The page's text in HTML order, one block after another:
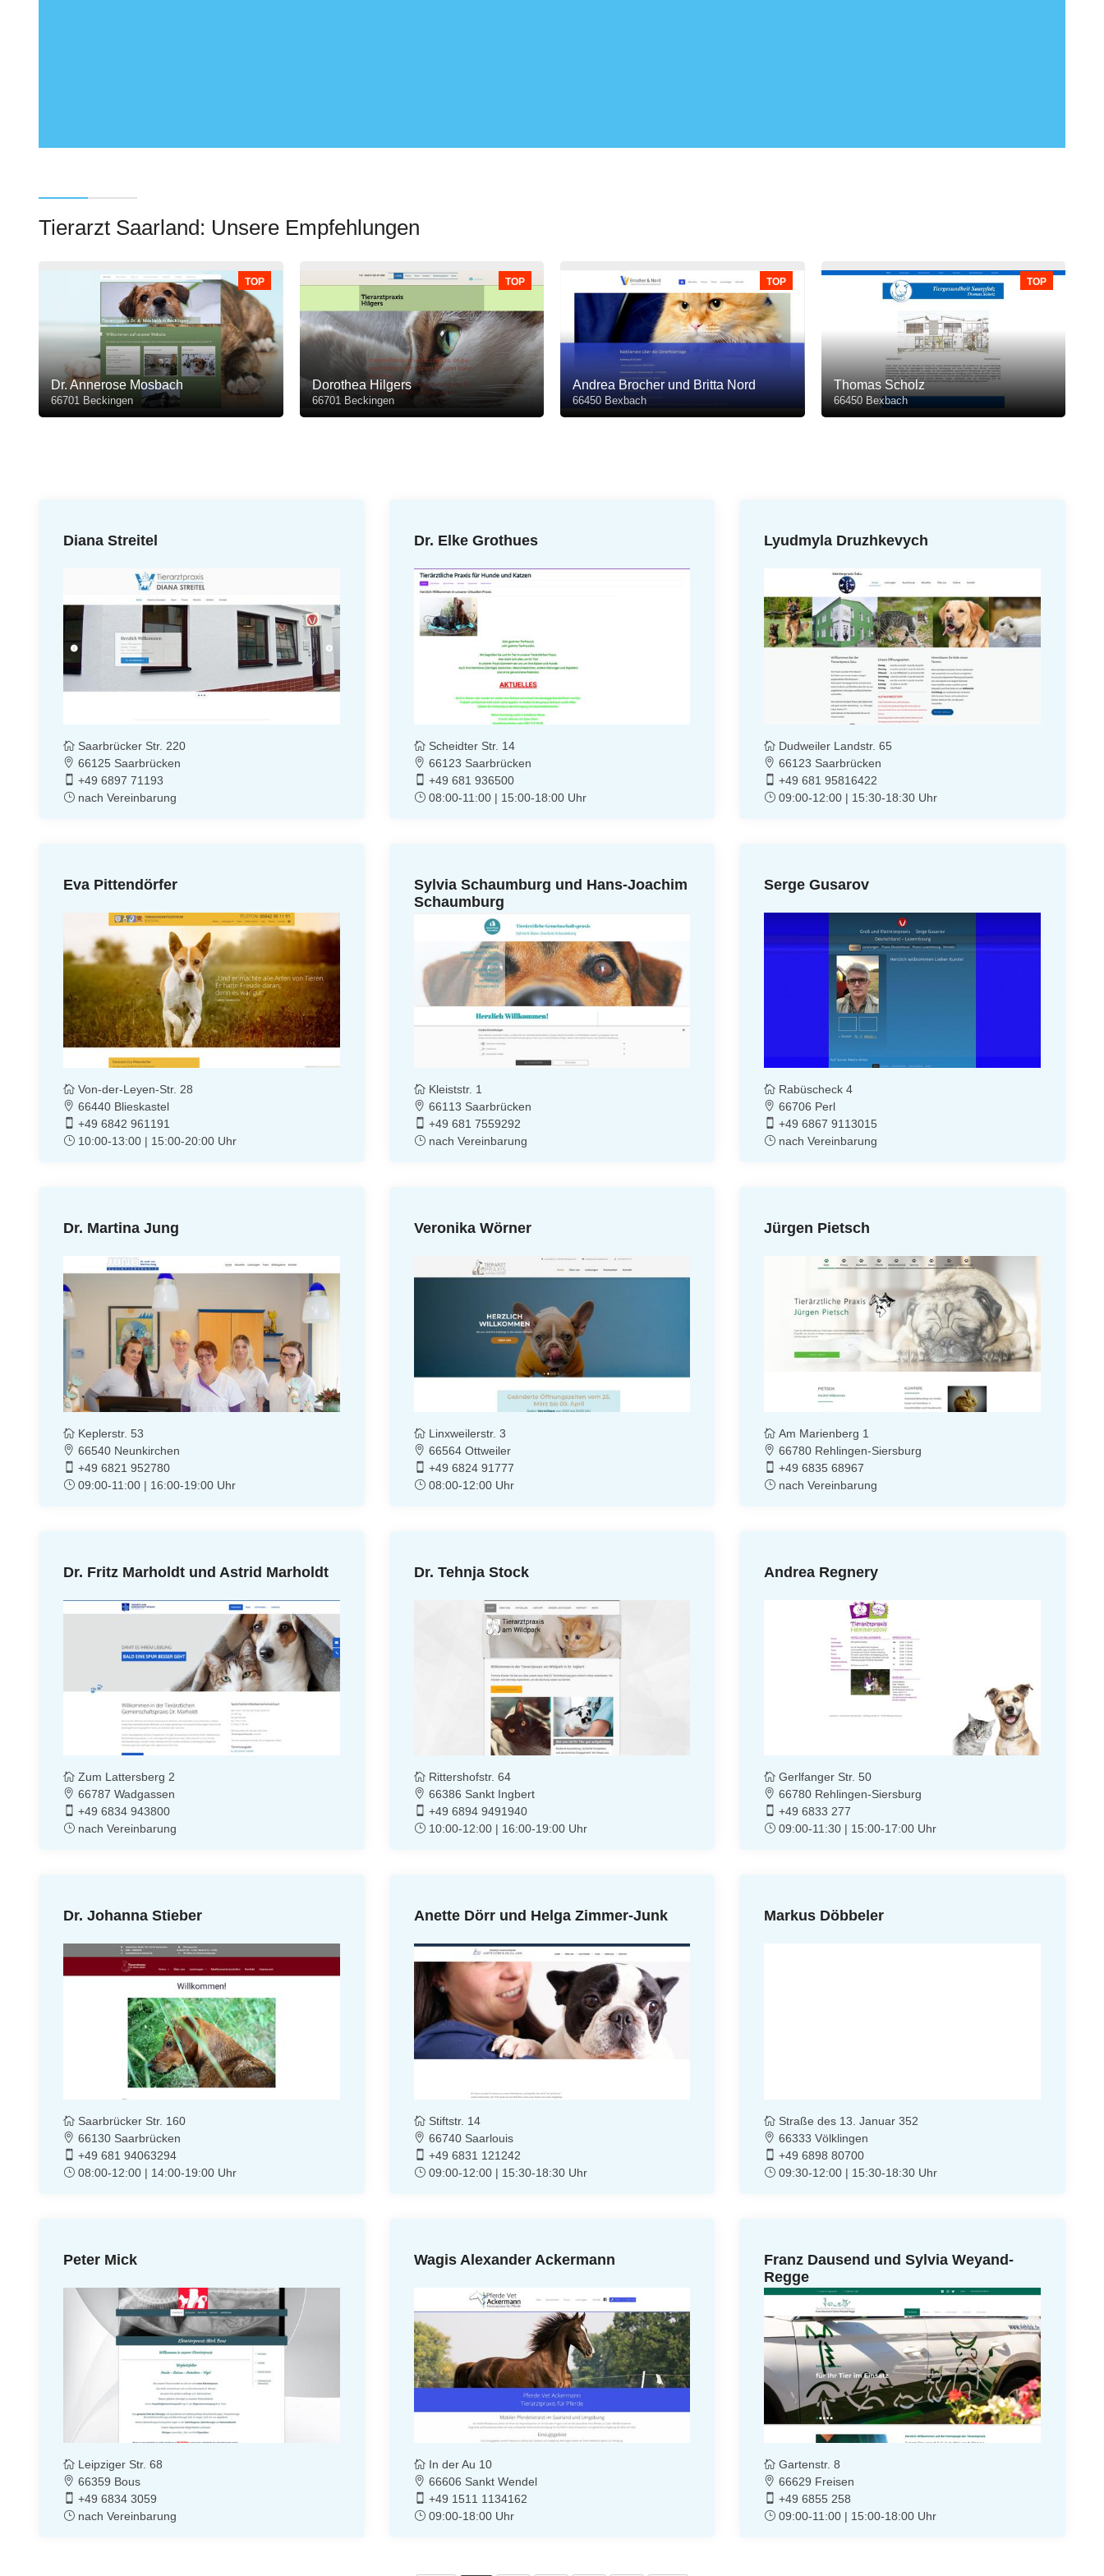
Tierarzt Saarland: Unsere Empfehlungen
TOP
Dr. Annerose Mosbach
66701 Beckingen
TOP
Dorothea Hilgers
66701 Beckingen
TOP
Andrea Brocher und Britta Nord
66450 Bexbach
TOP
Thomas Scholz
66450 Bexbach
Diana Streitel
Saarbrücker Str. 220
66125 Saarbrücken
+49 6897 71193
nach Vereinbarung
Dr. Elke Grothues
Scheidter Str. 14
66123 Saarbrücken
+49 681 936500
08:00-11:00 | 15:00-18:00 Uhr
Lyudmyla Druzhkevych
Dudweiler Landstr. 65
66123 Saarbrücken
+49 681 95816422
09:00-12:00 | 15:30-18:30 Uhr
Eva Pittendörfer
Von-der-Leyen-Str. 28
66440 Blieskastel
+49 6842 961191
10:00-13:00 | 15:00-20:00 Uhr
Sylvia Schaumburg und Hans-Joachim
Schaumburg
Kleiststr. 1
66113 Saarbrücken
+49 681 7559292
nach Vereinbarung
Serge Gusarov
Rabüscheck 4
66706 Perl
+49 6867 9113015
nach Vereinbarung
Dr. Martina Jung
Keplerstr. 53
66540 Neunkirchen
+49 6821 952780
09:00-11:00 | 16:00-19:00 Uhr
Veronika Wörner
Linxweilerstr. 3
66564 Ottweiler
+49 6824 91777
08:00-12:00 Uhr
Jürgen Pietsch
Am Marienberg 1
66780 Rehlingen-Siersburg
+49 6835 68967
nach Vereinbarung
Dr. Fritz Marholdt und Astrid Marholdt
Zum Lattersberg 2
66787 Wadgassen
+49 6834 943800
nach Vereinbarung
Dr. Tehnja Stock
Rittershofstr. 64
66386 Sankt Ingbert
+49 6894 9491940
10:00-12:00 | 16:00-19:00 Uhr
Andrea Regnery
Gerlfanger Str. 50
66780 Rehlingen-Siersburg
+49 6833 277
09:00-11:30 | 15:00-17:00 Uhr
Dr. Johanna Stieber
Saarbrücker Str. 160
66130 Saarbrücken
+49 681 94063294
08:00-12:00 | 14:00-19:00 Uhr
Anette Dörr und Helga Zimmer-Junk
Stiftstr. 14
66740 Saarlouis
+49 6831 121242
09:00-12:00 | 15:30-18:30 Uhr
Markus Döbbeler
Straße des 13. Januar 352
66333 Völklingen
+49 6898 80700
09:30-12:00 | 15:30-18:30 Uhr
Peter Mick
Leipziger Str. 68
66359 Bous
+49 6834 3059
nach Vereinbarung
Wagis Alexander Ackermann
In der Au 10
66606 Sankt Wendel
+49 1511 1134162
09:00-18:00 Uhr
Franz Dausend und Sylvia Weyand-
Regge
Gartenstr. 8
66629 Freisen
+49 6855 258
09:00-11:00 | 15:00-18:00 Uhr